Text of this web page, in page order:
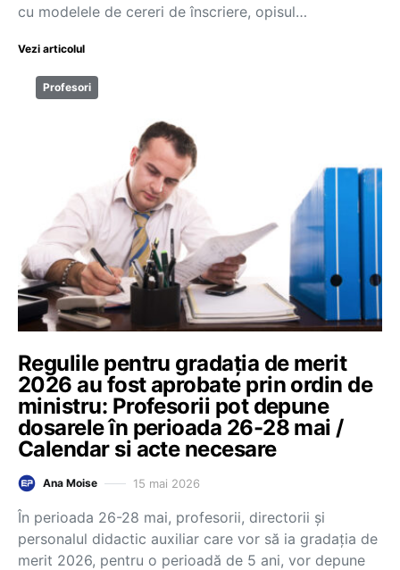
cu modelele de cereri de înscriere, opisul…
Vezi articolul
Profesori
Regulile pentru gradația de merit
2026 au fost aprobate prin ordin de
ministru: Profesorii pot depune
dosarele în perioada 26-28 mai /
Calendar si acte necesare
Ana Moise 15 mai 2026
În perioada 26-28 mai, profesorii, directorii și
personalul didactic auxiliar care vor să ia gradația de
merit 2026, pentru o perioadă de 5 ani, vor depune